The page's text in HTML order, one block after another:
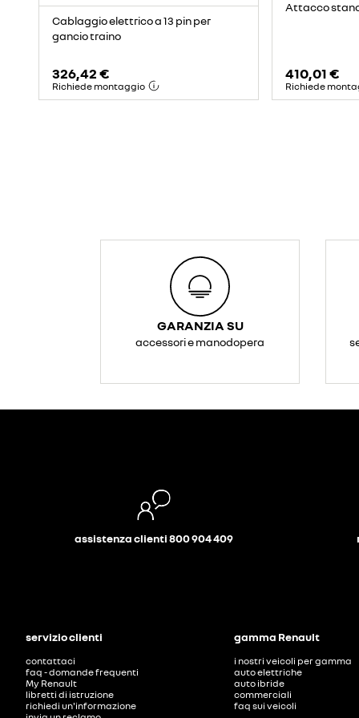
Cablaggio elettrico a 13 pin per
gancio traino
326,42 €
Richiede montaggio
Attacco
410,01 €
Richiede
GARANZIA SU
accessori e manodopera
assistenza clienti 800 904 409
servizio clienti
contattaci
faq - domande frequenti
My Renault
libretti di istruzione
richiedi un'informazione
gamma Renault
i nostri veicoli per gamma
auto elettriche
auto ibride
commerciali
faq sui veicoli